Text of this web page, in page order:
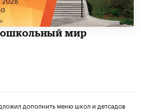
мир
дополнить меню школ и детсадов